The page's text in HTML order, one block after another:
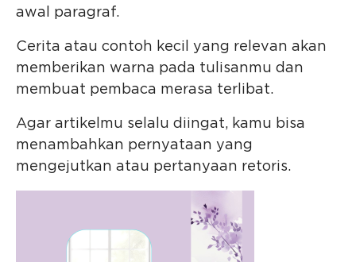
awal paragraf.
Cerita atau contoh kecil yang relevan akan
memberikan warna pada tulisanmu dan
membuat pembaca merasa terlibat.
Agar artikelmu selalu diingat, kamu bisa
menambahkan pernyataan yang
mengejutkan atau pertanyaan retoris.